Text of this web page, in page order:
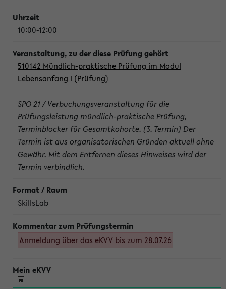
10:00-12:00
510142 Mündlich-praktische Prüfung im Modul
Lebensanfang I (Prüfung)
SPO 21 / Verbuchungsveranstaltung für die
Prüfungsleistung mündlich-praktische Prüfung,
Terminblocker für Gesamtkohorte. (3. Termin) Der
Termin ist aus organisatorischen Gründen aktuell ohne
Gewähr. Mit dem Entfernen dieses Hinweises wird der
Termin verbindlich.
SkillsLab
Anmeldung über das eKVV bis zum 28.07.26